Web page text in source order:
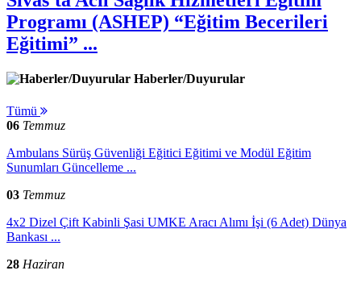
Programı (ASHEP) “Eğitim Becerileri
Eğitimi” ...
Haberler/Duyurular
Tümü
06 Temmuz
Ambulans Sürüş Güvenliği Eğitici Eğitimi ve Modül Eğitim
Sunumları Güncelleme ...
03 Temmuz
4x2 Dizel Çift Kabinli Şasi UMKE Aracı Alımı İşi (6 Adet) Dünya
Bankası ...
28 Haziran